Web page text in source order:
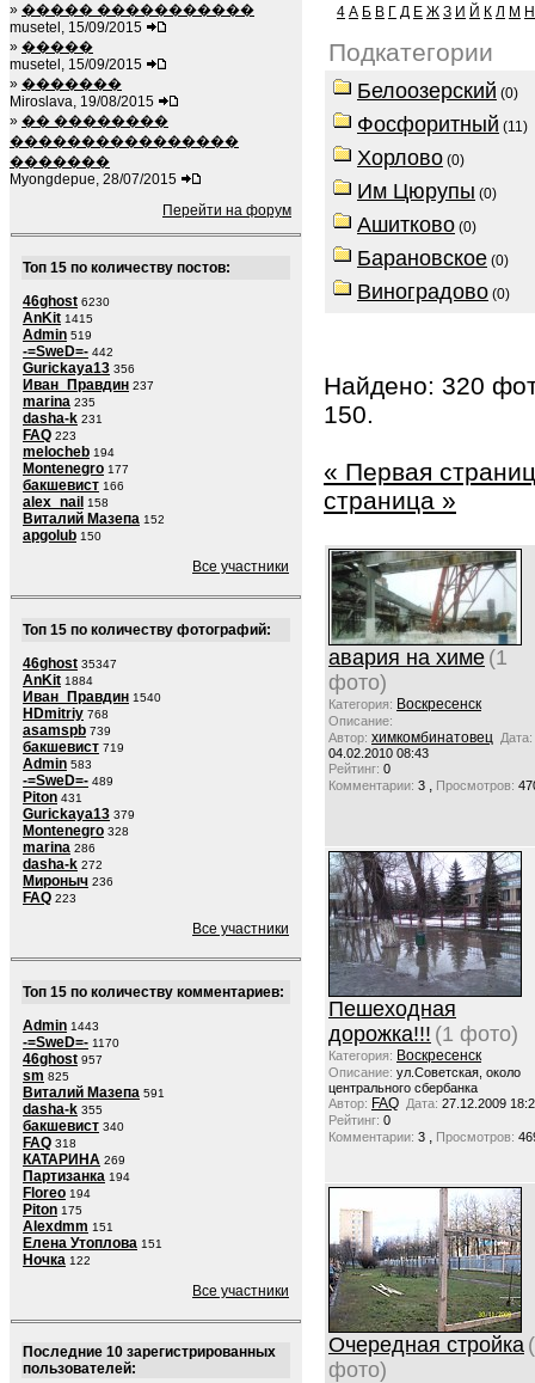
» ����� �����������
musetel, 15/09/2015
» �����
musetel, 15/09/2015
» �������
Miroslava, 19/08/2015
» �� ��������
����������������
�������
Myongdepue, 28/07/2015
Перейти на форум
Топ 15 по количеству постов:
46ghost 6230
AnKit 1415
Admin 519
-=SweD=- 442
Gurickaya13 356
Иван_Правдин 237
marina 235
dasha-k 231
FAQ 223
melocheb 194
Montenegro 177
бакшевист 166
alex_nail 158
Виталий Мазепа 152
apgolub 150
Все участники
Топ 15 по количеству фотографий:
46ghost 35347
AnKit 1884
Иван_Правдин 1540
HDmitriy 768
asamspb 739
бакшевист 719
Admin 583
-=SweD=- 489
Piton 431
Gurickaya13 379
Montenegro 328
marina 286
dasha-k 272
Мироныч 236
FAQ 223
Все участники
Топ 15 по количеству комментариев:
Admin 1443
-=SweD=- 1170
46ghost 957
sm 825
Виталий Мазепа 591
dasha-k 355
бакшевист 340
FAQ 318
КАТАРИНА 269
Партизанка 194
Floreo 194
Piton 175
Alexdmm 151
Елена Утоплова 151
Ночка 122
Все участники
Последние 10 зарегистрированных
пользователей:
4 А Б В Г Д Е Ж З И Й К Л М Н
Подкатегории
Белоозерский (0)
Фосфоритный (11)
Хорлово (0)
Им Цюрупы (0)
Ашитково (0)
Барановское (0)
Виноградово (0)
Найдено: 320
150.
« Первая
страница »
авария на химе (1
фото)
Категория: Воскресенск
Описание:
Автор: химкомбинатовец Дата:
04.02.2010 08:43
Рейтинг: 0
Комментарии: 3 , Просмотров:
Пешеходная
дорожка!!! (1 фото)
Категория: Воскресенск
Описание: ул.Советская, около
центрального сбербанка
Автор: FAQ Дата: 27.12.2009
Рейтинг: 0
Комментарии: 3 , Просмотров:
Очередная стройка
фото)